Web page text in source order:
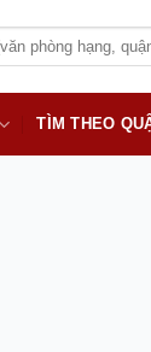
TÌM THEO